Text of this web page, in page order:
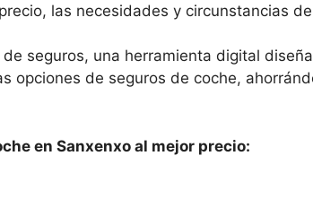
las necesidades y circunstancias
seguros, una herramienta digital
opciones de seguros de coche,
en Sanxenxo al mejor precio: